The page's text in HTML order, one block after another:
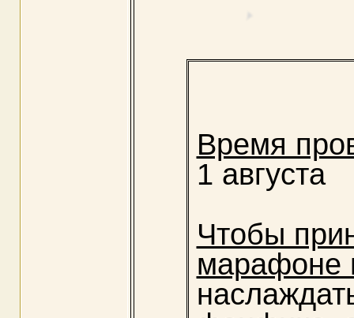
Время
1 августа
Чтобы
марафоне